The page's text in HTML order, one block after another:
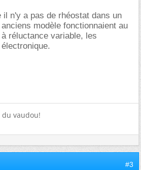
il n'y a pas de rhéostat dans un
modèle fonctionnaient au
réluctance variable, les
vaudou!
#3